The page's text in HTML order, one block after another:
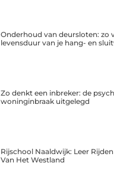
Onderhoud van deursloten: zo
levensduur van je hang- en
Zo denkt een inbreker: de
woninginbraak uitgelegd
Rijschool Naaldwijk: Leer
Van Het Westland